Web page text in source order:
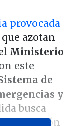
provocada
que azotan
Ministerio
este
de
y
busca
la atención